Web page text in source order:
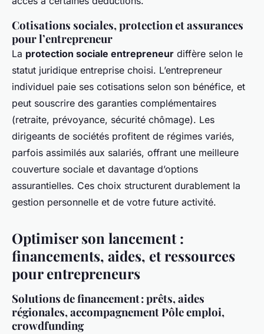
Cotisations sociales, protection et assurances
pour l’entrepreneur
La protection sociale entrepreneur diffère selon le
statut juridique entreprise choisi. L’entrepreneur
individuel paie ses cotisations selon son bénéfice, et
peut souscrire des garanties complémentaires
(retraite, prévoyance, sécurité chômage). Les
dirigeants de sociétés profitent de régimes variés,
parfois assimilés aux salariés, offrant une meilleure
couverture sociale et davantage d’options
assurantielles. Ces choix structurent durablement la
gestion personnelle et de votre future activité.
Optimiser son lancement :
financements, aides, et ressources
pour entrepreneurs
Solutions de financement : prêts, aides
régionales, accompagnement Pôle emploi,
crowdfunding